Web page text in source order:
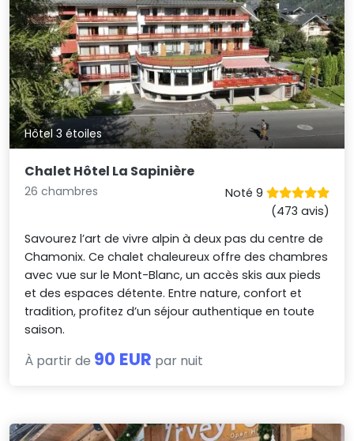
Hôtel 3 étoiles
Chalet Hôtel La Sapinière
26 chambres
Noté 9
(473 avis)
Savourez l’art de vivre alpin à deux pas du centre de
Chamonix. Ce chalet chaleureux offre des chambres
avec vue sur le Mont-Blanc, un accès skis aux pieds
et des espaces détente. Entre nature, confort et
tradition, profitez d’un séjour authentique en toute
saison.
À partir de 90 EUR par nuit